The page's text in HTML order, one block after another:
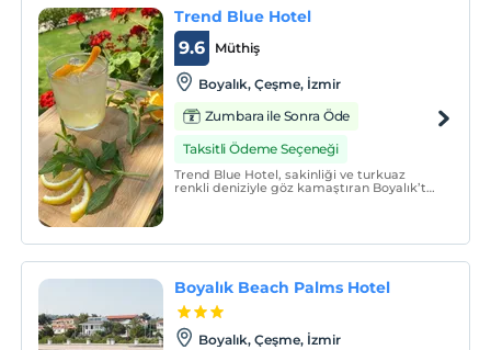
Trend Blue Hotel
Müthiş
9.6
Boyalık, Çeşme, İzmir
Zumbara ile Sonra Öde
Taksitli Ödeme Seçeneği
Trend Blue Hotel, sakinliği ve turkuaz
renkli deniziyle göz kamaştıran Boyalık’ta
Boyalık Beach Palms Hotel
Boyalık, Çeşme, İzmir